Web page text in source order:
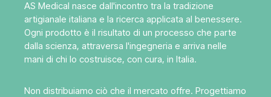
AS Medical nasce dall'incontro tra la tradizione
artigianale italiana e la ricerca applicata al benessere.
Ogni prodotto è il risultato di un processo che parte
dalla scienza, attraversa l'ingegneria e arriva nelle
mani di chi lo costruisce, con cura, in Italia.
Non distribuiamo ciò che il mercato offre. Progettiamo